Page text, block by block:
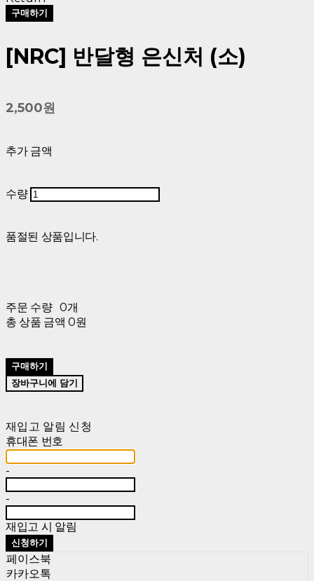
구매하기
[NRC] 반달형 은신처 (소)
2,500원
추가 금액
수량
품절된 상품입니다.
주문 수량 0개
총 상품 금액 0원
구매하기
장바구니에 담기
재입고 알림 신청
휴대폰 번호
-
-
재입고 시 알림
신청하기
페이스북
카카오톡